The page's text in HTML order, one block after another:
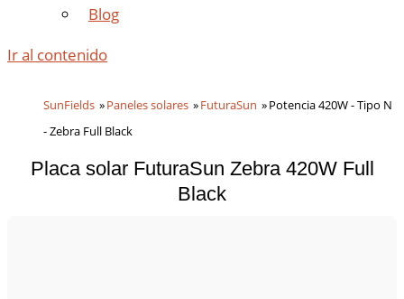
Blog
Ir al contenido
SunFields Paneles solares FuturaSun
Potencia 420W - Tipo N
- Zebra Full Black
Placa solar FuturaSun Zebra 420W Full
Black